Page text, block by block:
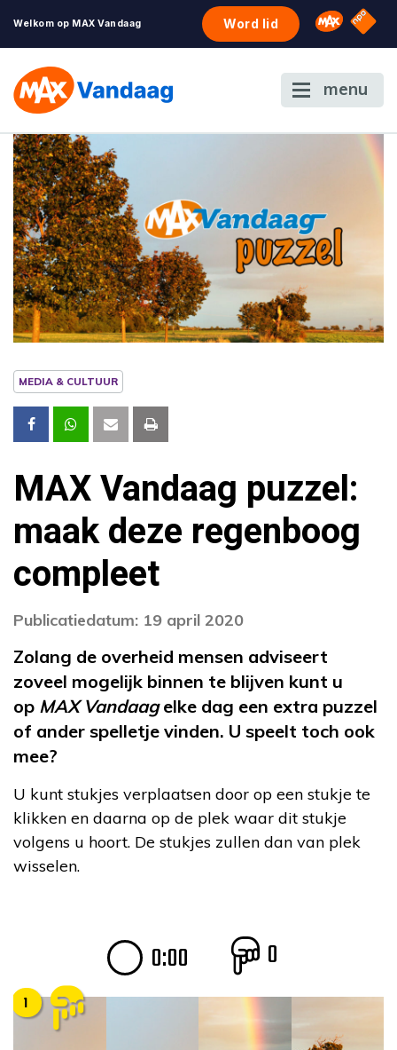
Welkom op MAX Vandaag Word lid Omroep
NPO
menu
MEDIA & CULTUUR
MAX Vandaag puzzel:
maak deze regenboog
compleet
Publicatiedatum: 19 april 2020
Zolang de overheid mensen adviseert
zoveel mogelijk binnen te blijven kunt u
op MAX Vandaagelke dag een extra puzzel
of ander spelletje vinden. U speelt toch ook
mee?
U kunt stukjes verplaatsen door op een stukje te
klikken en daarna op de plek waar dit stukje
volgens u hoort. De stukjes zullen dan van plek
wisselen.